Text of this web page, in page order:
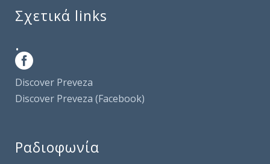
Σχετικά links
.
Discover Preveza
Discover Preveza (Facebook)
Ραδιοφωνία